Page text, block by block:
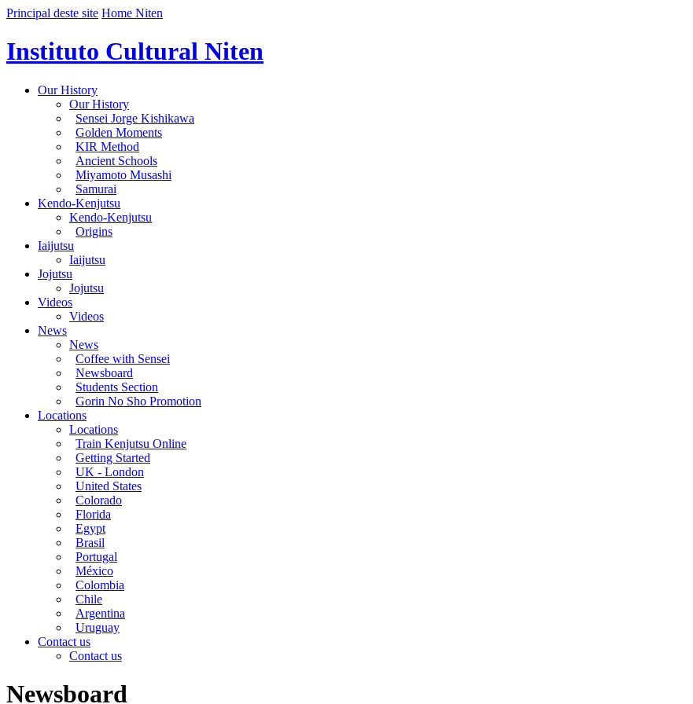
Principal deste site Home Niten
Instituto Cultural Niten
Our History
Our History
Sensei Jorge Kishikawa
Golden Moments
KIR Method
Ancient Schools
Miyamoto Musashi
Samurai
Kendo-Kenjutsu
Kendo-Kenjutsu
Origins
Iaijutsu
Iaijutsu
Jojutsu
Jojutsu
Videos
Videos
News
News
Coffee with Sensei
Newsboard
Students Section
Gorin No Sho Promotion
Locations
Locations
Train Kenjutsu Online
Getting Started
UK - London
United States
Colorado
Florida
Egypt
Brasil
Portugal
México
Colombia
Chile
Argentina
Uruguay
Contact us
Contact us
Newsboard